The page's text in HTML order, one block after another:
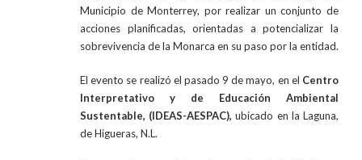
Municipio de Monterrey, por realizar un conjunto de
acciones planificadas, orientadas a potencializar la
sobrevivencia de la Monarca en su paso por la entidad.
El evento se realizó el pasado 9 de mayo, en el Centro
Interpretativo y de Educación Ambiental
Sustentable, (IDEAS-AESPAC),ubicado en la Laguna,
de Higueras, N.L.